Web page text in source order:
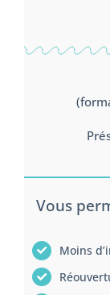
Vous
Moins